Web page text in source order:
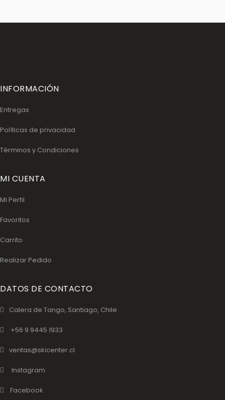
INFORMACIÓN
Entregas
Políticas de privacidad
Términos y Condiciones
MI CUENTA
Mi Perfil
Favoritos
Carrito
Realizar Pedido
DATOS DE CONTACTO
Calera de Tango, Santiago, Chile
+56 9 9445 1933
ventas@skicenter.cl
Instagram
Facebook